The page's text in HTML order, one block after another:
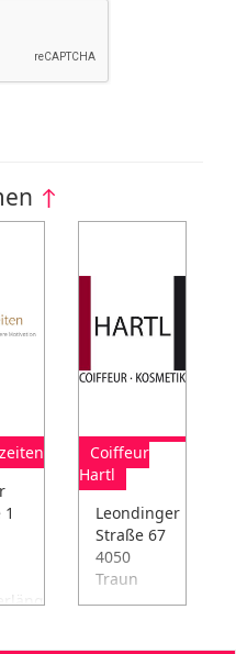
↑
Coiffeur
Hartl
Leondinger
Straße 67
4050
Traun